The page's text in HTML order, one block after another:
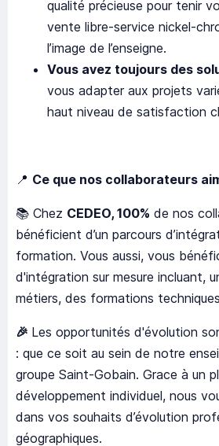
qualité précieuse pour tenir
vente libre-service nickel-
l’image de l’enseigne.
Vous avez toujours des
vous adapter aux projets
haut niveau de satisfaction
📍 Ce que nos collaborateurs
📚 Chez CEDEO, 100% de nos
bénéficient d’un parcours
formation. Vous aussi, vous
d'intégration sur mesure incluant,
métiers, des formations
🎉 Les opportunités d'évolution
: que ce soit au sein de notre
groupe Saint-Gobain. Grace à un
développement individuel, nous
dans vos souhaits d’évolution
géographiques.